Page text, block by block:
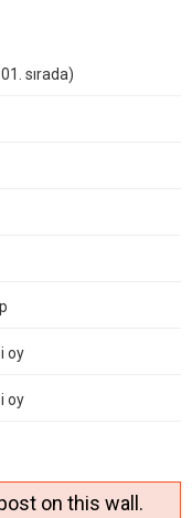
. sırada)
oy
oy
on this wall.